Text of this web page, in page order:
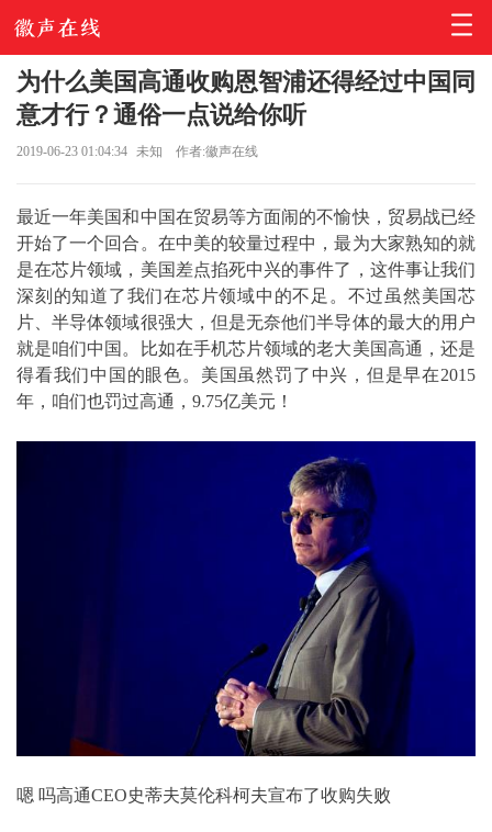
为什么美国高通收购恩智浦还得经过中国同
意才行？通俗一点说给你听
2019-06-23 01:04:34 未知 作者:徽声在线
最近一年美国和中国在贸易等方面闹的不愉快，贸易战已经
开始了一个回合。在中美的较量过程中，最为大家熟知的就
是在芯片领域，美国差点掐死中兴的事件了，这件事让我们
深刻的知道了我们在芯片领域中的不足。不过虽然美国芯
片、半导体领域很强大，但是无奈他们半导体的最大的用户
就是咱们中国。比如在手机芯片领域的老大美国高通，还是
得看我们中国的眼色。美国虽然罚了中兴，但是早在2015
年，咱们也罚过高通，9.75亿美元！
嗯 吗高通CEO史蒂夫莫伦科柯夫宣布了收购失败